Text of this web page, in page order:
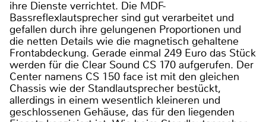
ihre Dienste verrichtet. Die MDF-
Bassreflexlautsprecher sind gut verarbeitet und
gefallen durch ihre gelungenen Proportionen und
die netten Details wie die magnetisch gehaltene
Frontabdeckung. Gerade einmal 249 Euro das Stück
werden für die Clear Sound CS 170 aufgerufen. Der
Center namens CS 150 face ist mit den gleichen
Chassis wie der Standlautsprecher bestückt,
allerdings in einem wesentlich kleineren und
geschlossenen Gehäuse, das für den liegenden